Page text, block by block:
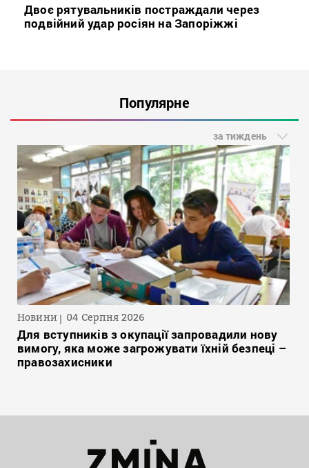
Двоє рятувальників постраждали через
подвійний удар росіян на Запоріжжі
Популярне
за тиждень
Новини 04 Серпня 2026
Для вступників з окупації запровадили нову
вимогу, яка може загрожувати їхній безпеці –
правозахисники